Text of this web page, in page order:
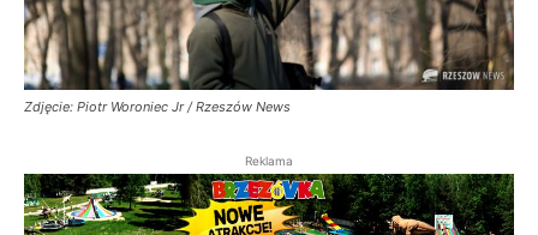
Zdjęcie: Piotr Woroniec Jr / Rzeszów News
Reklama